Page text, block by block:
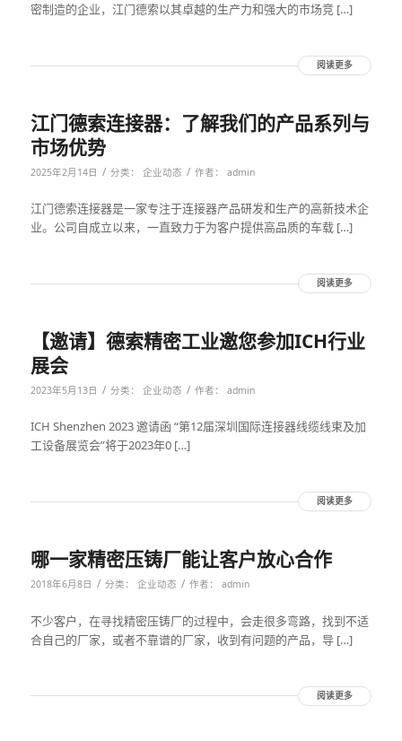
密制造的企业，江门德索以其卓越的生产力和强大的市场竞 […]
阅读更多
江门德索连接器：了解我们的产品系列与
市场优势
2025年2月14日 / 分类： 企业动态 / 作者： admin
江门德索连接器是一家专注于连接器产品研发和生产的高新技术企
业。公司自成立以来，一直致力于为客户提供高品质的车载 […]
阅读更多
【邀请】德索精密工业邀您参加ICH行业
展会
2023年5月13日 / 分类： 企业动态 / 作者： admin
ICH Shenzhen 2023 邀请函 “第12届深圳国际连接器线缆线束及加
工设备展览会”将于2023年0 […]
阅读更多
哪一家精密压铸厂能让客户放心合作
2018年6月8日 / 分类： 企业动态 / 作者： admin
不少客户，在寻找精密压铸厂的过程中，会走很多弯路，找到不适
合自己的厂家，或者不靠谱的厂家，收到有问题的产品，导 […]
阅读更多